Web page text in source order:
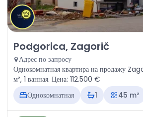
Продажа - Квартира Podgorica,
Podgorica, Zagorič
Адрес по запросу
Однокомнатная квартира на продажу
м², 1 ванная. Цена: 112.500 €
Однокомнатная
1 45 m²